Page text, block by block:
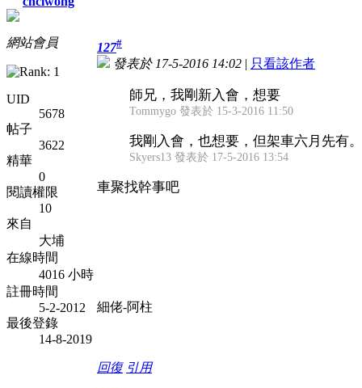
網站會員
UID
5678
帖子
3622
精華
0
閱讀權限
10
來自
大埔
在線時間
4016 小時
註冊時間
5-2-2012
最後登錄
14-8-2019
127#
發表於 17-5-2016 14:02 | 只看該作者
師兄，我剛新入會，想要
Tommygo 發表於 15-3-2016 11:50
我剛入會，也想要，但架車六月先有。
Skyers13 發表於 17-5-2016 13:54
車聚找幹事吧
細佬-阿柱
回復 引用